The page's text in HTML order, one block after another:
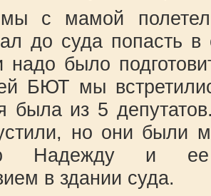
с мамой
до суда попасть в
надо было
БЮТ мы
была из 5
но они были
Надежду и ее
в здании суда.